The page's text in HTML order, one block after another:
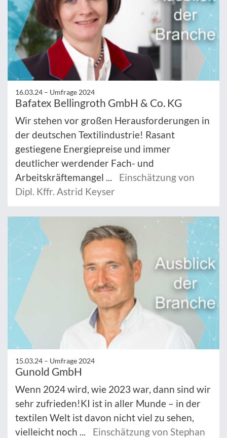
16.03.24 – Umfrage 2024
Bafatex Bellingroth GmbH & Co. KG
Wir stehen vor großen Herausforderungen in
der deutschen Textilindustrie! Rasant
gestiegene Energiepreise und immer
deutlicher werdender Fach- und
Arbeitskräftemangel ...
Einschätzung von
Dipl. Kffr. Astrid Keyser
15.03.24 – Umfrage 2024
Gunold GmbH
Wenn 2024 wird, wie 2023 war, dann sind wir
sehr zufrieden!KI ist in aller Munde – in der
textilen Welt ist davon nicht viel zu sehen,
vielleicht noch ...
Einschätzung von Stephan